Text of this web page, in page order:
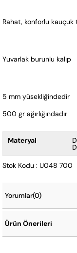
Rahat, konforlu kauçuk
Yuvarlak burunlu kalıp
5 mm yüsekliğindedir
500 gr ağırlığındadır
Materyal
Stok Kodu : U048 700
Yorumlar(0)
Ürün Önerileri